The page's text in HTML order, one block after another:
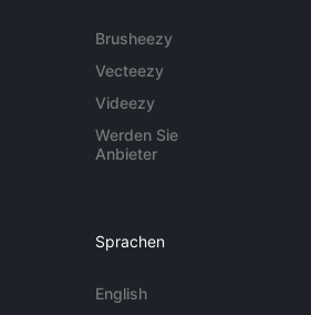
Brusheezy
Vecteezy
Videezy
Werden Sie
Anbieter
Sprachen
English